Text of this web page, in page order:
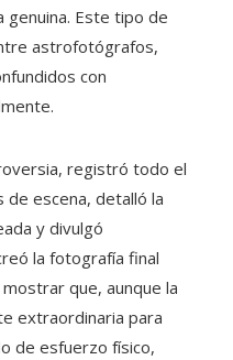
genuina. Este tipo de
astrofotógrafos,
con
registró todo el
escena, detalló la
y divulgó
la fotografía final
que, aunque la
extraordinaria para
de esfuerzo físico,